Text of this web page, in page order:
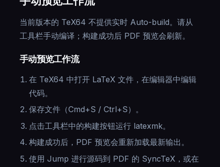
当前版本的 TeX64 不提供实时 Auto-build。请从
工具栏手动编译；构建成功后 PDF 预览会刷新。
手动预览工作流
在 TeX64 中打开 LaTeX 文件，在编辑器中编辑
代码。
保存文件（Cmd+S / Ctrl+S）。
点击工具栏中的构建按钮运行 latexmk。
构建成功后，PDF 预览会重新加载最新输出。
使用 Jump 进行源码到 PDF 的 SyncTeX，或在